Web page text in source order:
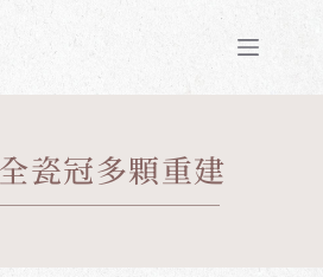
瓷冠多顆重建